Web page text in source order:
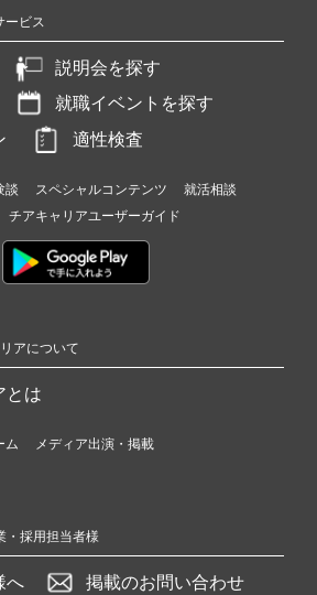
ービス
説明会を探す
就職イベントを探す
適性検査
談 スペシャルコンテンツ
就活相談
チアキャリアユーザーガイド
アについて
とは
ム
メディア出演・掲載
・採用担当者様
へ 掲載のお問い合わせ